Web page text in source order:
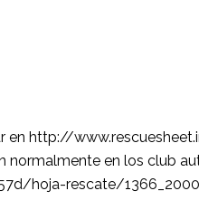
en http://
normalmente en los club
hoja-rescate/